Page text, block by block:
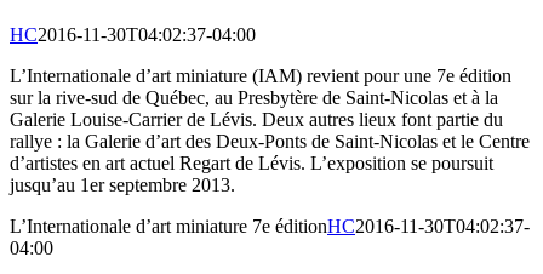
HC2016-11-30T04:02:37-04:00
L’Internationale d’art miniature (IAM) revient pour une 7e édition
sur la rive-sud de Québec, au Presbytère de Saint-Nicolas et à la
Galerie Louise-Carrier de Lévis. Deux autres lieux font partie du
rallye : la Galerie d’art des Deux-Ponts de Saint-Nicolas et le Centre
d’artistes en art actuel Regart de Lévis. L’exposition se poursuit
jusqu’au 1er septembre 2013.
L’Internationale d’art miniature 7e éditionHC2016-11-30T04:02:37-
04:00